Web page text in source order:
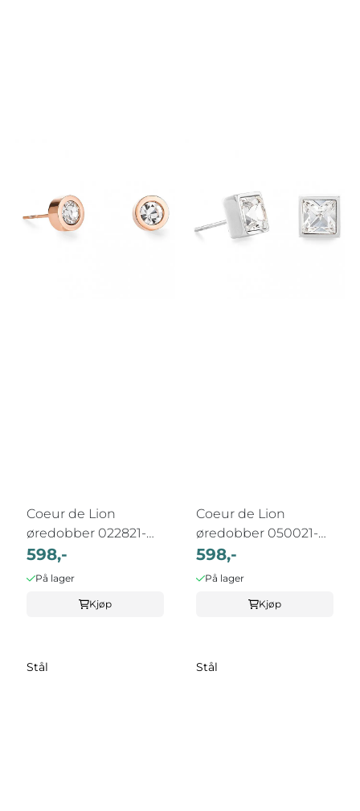
Coeur de Lion
øredobber 022821-
1800
598,-
På lager
Kjøp
Coeur de Lion
øredobber 050021-
1817
598,-
På lager
Kjøp
Stål Stål